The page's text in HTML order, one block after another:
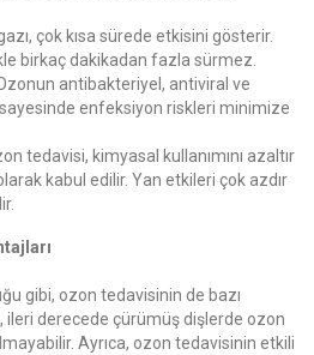
çok kısa sürede etkisini gösterir.
birkaç dakikadan fazla sürmez.
antibakteriyel, antiviral ve
enfeksiyon riskleri minimize
tedavisi, kimyasal kullanımını azaltır
kabul edilir. Yan etkileri çok azdır
gibi, ozon tedavisinin de bazı
ileri derecede çürümüş dişlerde ozon
Ayrıca, ozon tedavisinin etkili